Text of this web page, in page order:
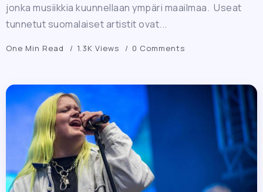
jonka musiikkia kuunnellaan ympäri maailmaa. Useat
tunnetut suomalaiset artistit ovat...
One Min Read 1.3K Views 0 Comments